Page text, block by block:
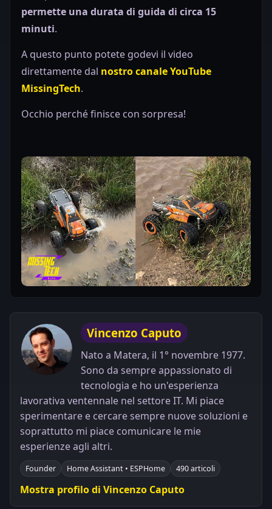
permette una durata di guida di circa 15
minuti.
A questo punto potete godevi il video
direttamente dal nostro canale YouTube
MissingTech.
Occhio perché finisce con sorpresa!
Vincenzo Caputo
Nato a Matera, il 1° novembre 1977.
Sono da sempre appassionato di
tecnologia e ho un'esperienza
lavorativa ventennale nel settore IT. Mi piace
sperimentare e cercare sempre nuove soluzioni e
soprattutto mi piace comunicare le mie
esperienze agli altri.
Founder Home Assistant • ESPHome 490 articoli
Mostra profilo di Vincenzo Caputo